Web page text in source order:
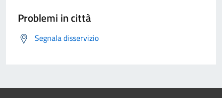
Problemi in città
Segnala disservizio